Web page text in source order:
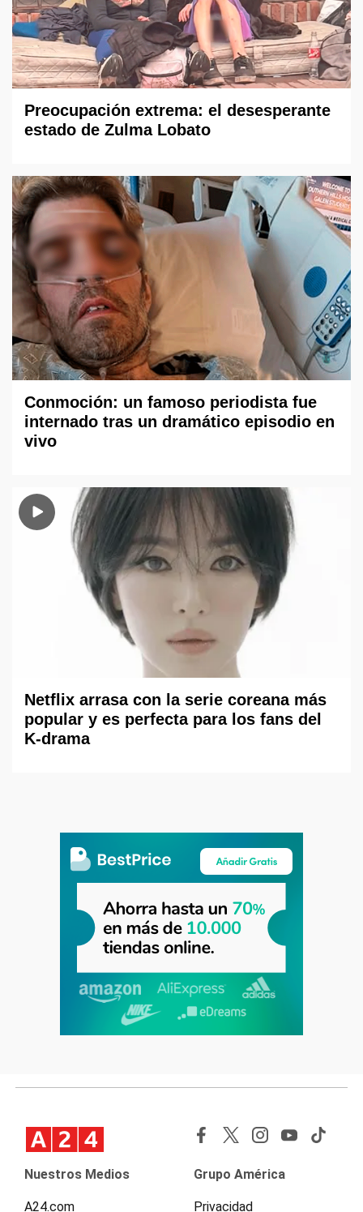
Preocupación extrema: el desesperante
estado de Zulma Lobato
Conmoción: un famoso periodista fue
internado tras un dramático episodio en
vivo
Netflix arrasa con la serie coreana más
popular y es perfecta para los fans del
K-drama
Nuestros Medios
A24.com
Grupo América
Privacidad